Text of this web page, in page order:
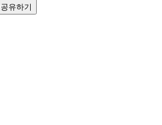
공유하기